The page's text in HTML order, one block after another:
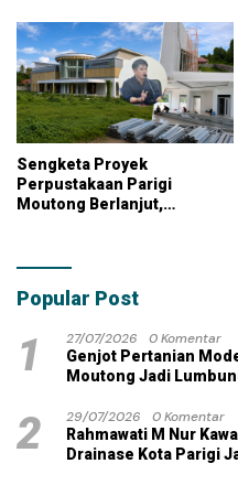
Sengketa Proyek
Perpustakaan Parigi
Moutong Berlanjut,
dengan Dana Pribadi
Popular Post
1 27/07/2026
0 Komentar
Genjot Pertanian
Moutong Jadi
2 29/07/2026
0 Komentar
Rahmawati M Nur
Drainase Kota Parigi